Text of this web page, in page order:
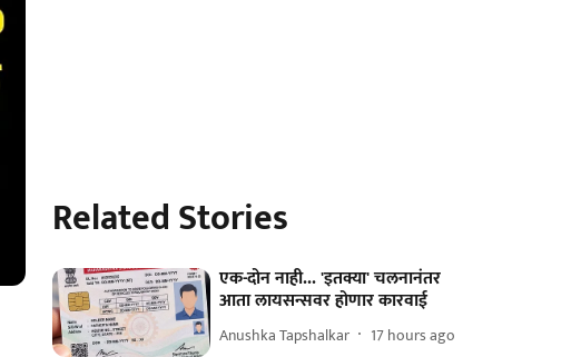
Related Stories
एक-दोन नाही... 'इतक्या' चलनानंतर
आता लायसन्सवर होणार कारवाई
Anushka Tapshalkar 17 hours ago